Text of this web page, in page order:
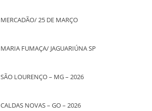
MERCADÃO/ 25 DE MARÇO
MARIA FUMAÇA/ JAGUARIÚNA SP
SÃO LOURENÇO – MG – 2026
CALDAS NOVAS – GO – 2026